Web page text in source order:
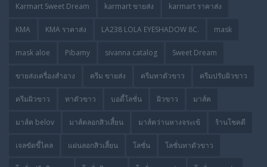
Karmart Sweet Dream karmart ขายส่ง karmart ราคาส่ง
KMA KMA ราคาส่ง LA238 LOLA EYESHADOW 8C. mask
mask aloe Pibamy sivanna catalog Sweet Dream
ขายส่งเครื่องสำอาง ครีม ขายส่ง ครีมทาตัวขาว ครีมปรับผิวขาว
ครีมผิวขาว ทาตัวขาว บอดี้โลชั่น ผิวขาว มาส์ค
มาส์ค belov มาส์คลอกสิวเสี้ยน มาส์คว่านหางจระเข้ ร้านโชคดี
เจลขัดขี้ไคล แผ่นลอกสิวเสี้ยน โลชั่น โลชั่นทาตัวขาว